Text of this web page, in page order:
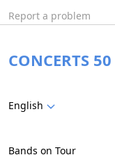
Report a problem
CONCERTS 50
English
Bands on Tour